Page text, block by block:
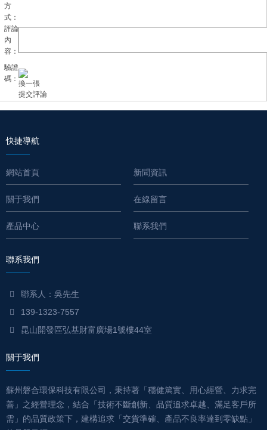
方
式：
評論
內
容：
驗證
碼：
換一張
快捷導航
網站首頁 新聞資訊
關于我們 在線留言
產品中心 聯系我們
聯系我們
聯系人：吳先生
139-1323-7557
昆山開發區弘基財富廣場1號樓44室
關于我們
蘇州磐合環保科技有限公司，秉持著「穩健篤實、用心經營、力求完
善」之經營理念，結合「技術不斷創新、品質追求卓越、滿足客戶所
需」的品質政策下，建構追求「交貨準確、產品不良率達到零缺點」